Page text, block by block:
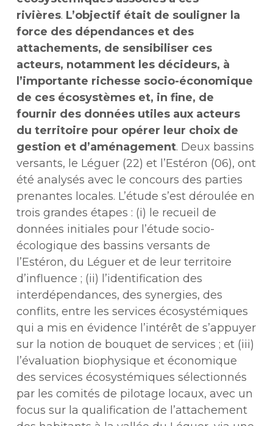
rivières. L’objectif était de souligner la
force des dépendances et des
attachements, de sensibiliser ces
acteurs, notamment les décideurs, à
l’importante richesse socio-économique
de ces écosystèmes et, in fine, de
fournir des données utiles aux acteurs
du territoire pour opérer leur choix de
gestion et d’aménagement. Deux bassins
versants, le Léguer (22) et l’Estéron (06), ont
été analysés avec le concours des parties
prenantes locales. L’étude s’est déroulée en
trois grandes étapes : (i) le recueil de
données initiales pour l’étude socio-
écologique des bassins versants de
l’Estéron, du Léguer et de leur territoire
d’influence ; (ii) l’identification des
interdépendances, des synergies, des
conflits, entre les services écosystémiques
qui a mis en évidence l’intérêt de s’appuyer
sur la notion de bouquet de services ; et (iii)
l’évaluation biophysique et économique
des services écosystémiques sélectionnés
par les comités de pilotage locaux, avec un
focus sur la qualification de l’attachement